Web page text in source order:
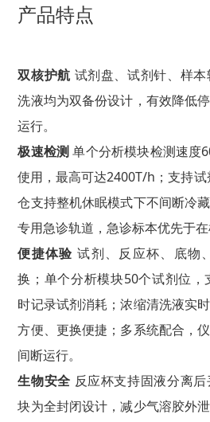
产品特点
双核护航 试剂盘、试剂针、样
洗液均为双备份设计，有效降低
运行。
极速检测 单个分析模块检测速度
使用，最高可达2400T/h；支持
仓支持整机休眠模式下不间断冷
专用急诊轨道，急诊标本优先于在
便捷体验 试剂、反应杯、底物
换；单个分析模块50个试剂位，
时记录试剂消耗；浓缩清洗液实
方便、更换便捷；多系统配合，
间断运行。
生物安全 反应杯支持固液分离
块为全封闭设计，减少气溶胶外